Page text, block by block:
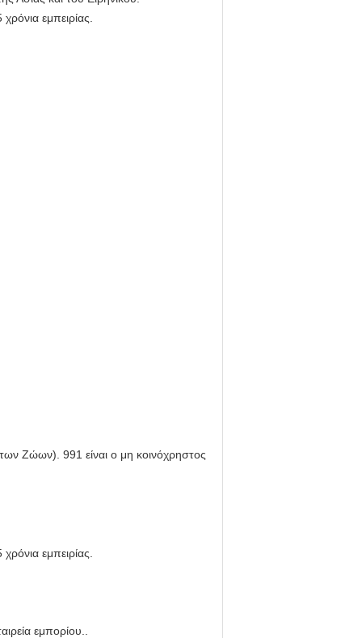
εμπειρίας.
των Ζώων). 991 είναι ο μη κοινόχρηστος
εμπειρίας.
εμπορίου..